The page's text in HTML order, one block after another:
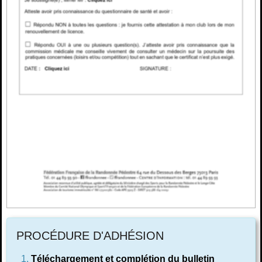
PROCÉDURE D'ADHÉSION
Téléchargement et complétion du bulletin